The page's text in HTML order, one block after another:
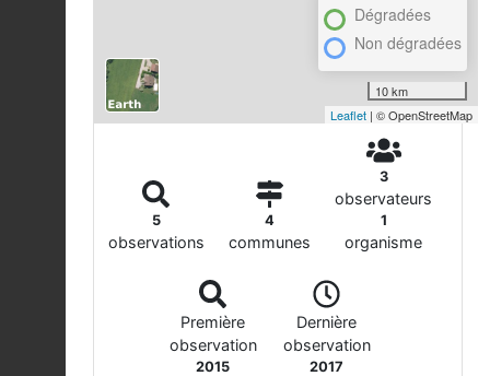
Dégradées
Non dégradées
10 km
Leaflet | © OpenStreetMap
5
observations
4
communes
3
observateurs
1
organisme
Première
observation
2015
Dernière
observation
2017